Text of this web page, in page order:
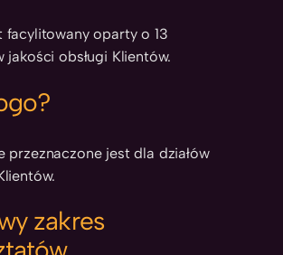
facylitowany oparty o 13
jakości obsługi Klientów.
przeznaczone jest dla działów
zakres